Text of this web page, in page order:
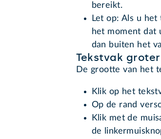
bereikt.
Let op: Als u
het moment dat
dan buiten het
Tekstvak
De grootte van het
Klik op het
Op de rand
Klik met de
de